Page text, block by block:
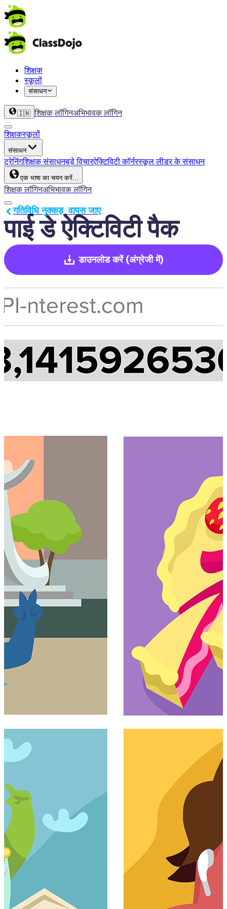
शिक्षक
स्कूलों
संसाधन
🇮🇳 शिक्षक लॉगिनअभिभावक लॉगिन
शिक्षकस्कूलों
संसाधन
ट्रेनिंगशिक्षक संसाधनबड़े विचारऐक्टिविटी कॉर्नरस्कूल लीडर के संसाधन
एक भाषा का चयन करें...
शिक्षक लॉगिनअभिभावक लॉगिन
पाई डे ऐक्टिविटी पैक
गतिविधि नुक्कड़  वापस जाए
डाउनलोड करें (अंग्रेजी में)